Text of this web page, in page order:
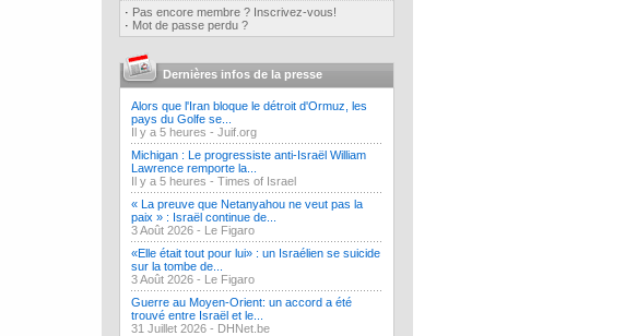
· Pas encore membre ? Inscrivez-vous!
· Mot de passe perdu ?
Dernières infos de la presse
Alors que l'Iran bloque le détroit d'Ormuz, les
pays du Golfe se...
Il y a 5 heures - Juif.org
Michigan : Le progressiste anti-Israël William
Lawrence remporte la...
Il y a 5 heures - Times of Israel
« La preuve que Netanyahou ne veut pas la
paix » : Israël continue de...
3 Août 2026 - Le Figaro
«Elle était tout pour lui» : un Israélien se suicide
sur la tombe de...
3 Août 2026 - Le Figaro
Guerre au Moyen-Orient: un accord a été
trouvé entre Israël et le...
31 Juillet 2026 - DHNet.be